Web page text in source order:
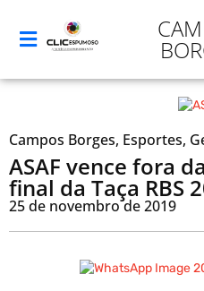
Campos Borges, Esportes,
ASAF vence fora
final da Taça RBS
25 de novembro de 2019